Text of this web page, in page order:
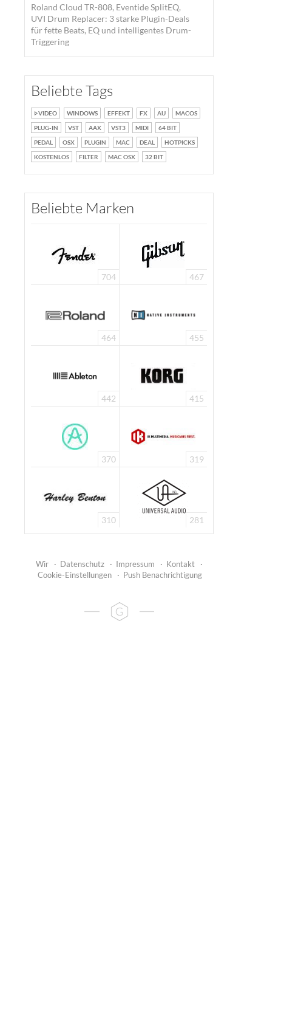
Roland Cloud TR-808, Eventide SplitEQ,
UVI Drum Replacer: 3 starke Plugin-Deals
für fette Beats, EQ und intelligentes Drum-
Triggering
Beliebte Tags
VIDEO WINDOWS EFFEKT FX AU
MACOS
PLUG-IN
VST AAX VST3 MIDI
64 BIT
PEDAL
OSX PLUGIN MAC DEAL
HOTPICKS
KOSTENLOS
FILTER MAC OSX 32 BIT
Beliebte Marken
704 467
464 455
442 415
370 319
310 281
Wir · Datenschutz · Impressum · Kontakt
·
Cookie-Einstellungen
· Push Benachrichtigung